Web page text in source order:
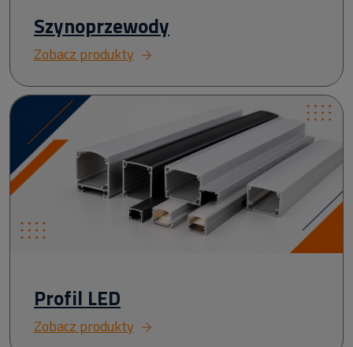
Szynoprzewody
Zobacz produkty
Profil LED
Zobacz produkty